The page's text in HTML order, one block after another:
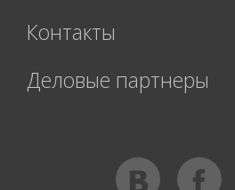
Контакты
Деловые партнеры